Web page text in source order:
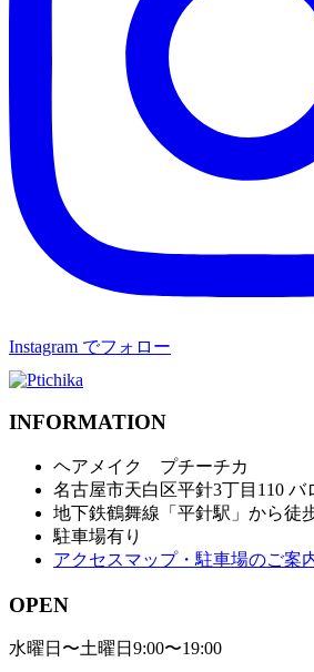
Instagram でフォロー
INFORMATION
ヘアメイク プチーチカ
名古屋市天白区平針3丁目110 バ
地下鉄鶴舞線「平針駅」から徒
駐車場有り
アクセスマップ・駐車場のご案
OPEN
水曜日〜土曜日 9:00〜19:00